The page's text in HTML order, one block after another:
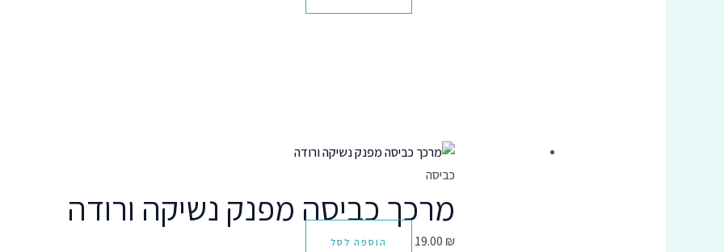
כביסה
מרכך כביסה מפנק נשיקה ורודה
19.00 ₪ הוספה לסל